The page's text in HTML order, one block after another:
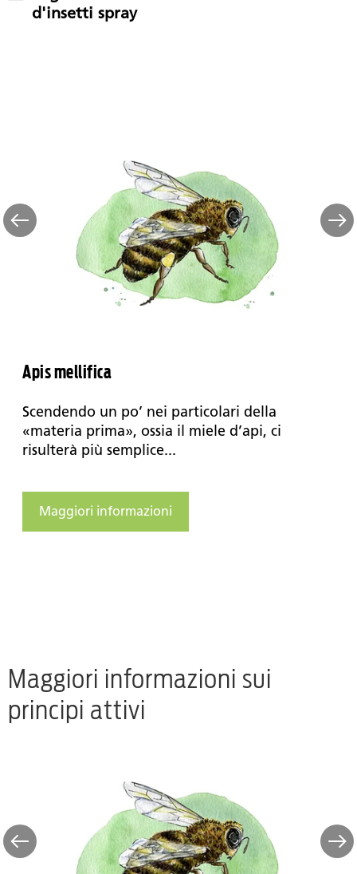
d'insetti spray
Apis mellifica
Scendendo un po’ nei particolari della
«materia prima», ossia il miele d’api, ci
risulterà più semplice...
Maggiori informazioni
Maggiori informazioni sui
principi attivi